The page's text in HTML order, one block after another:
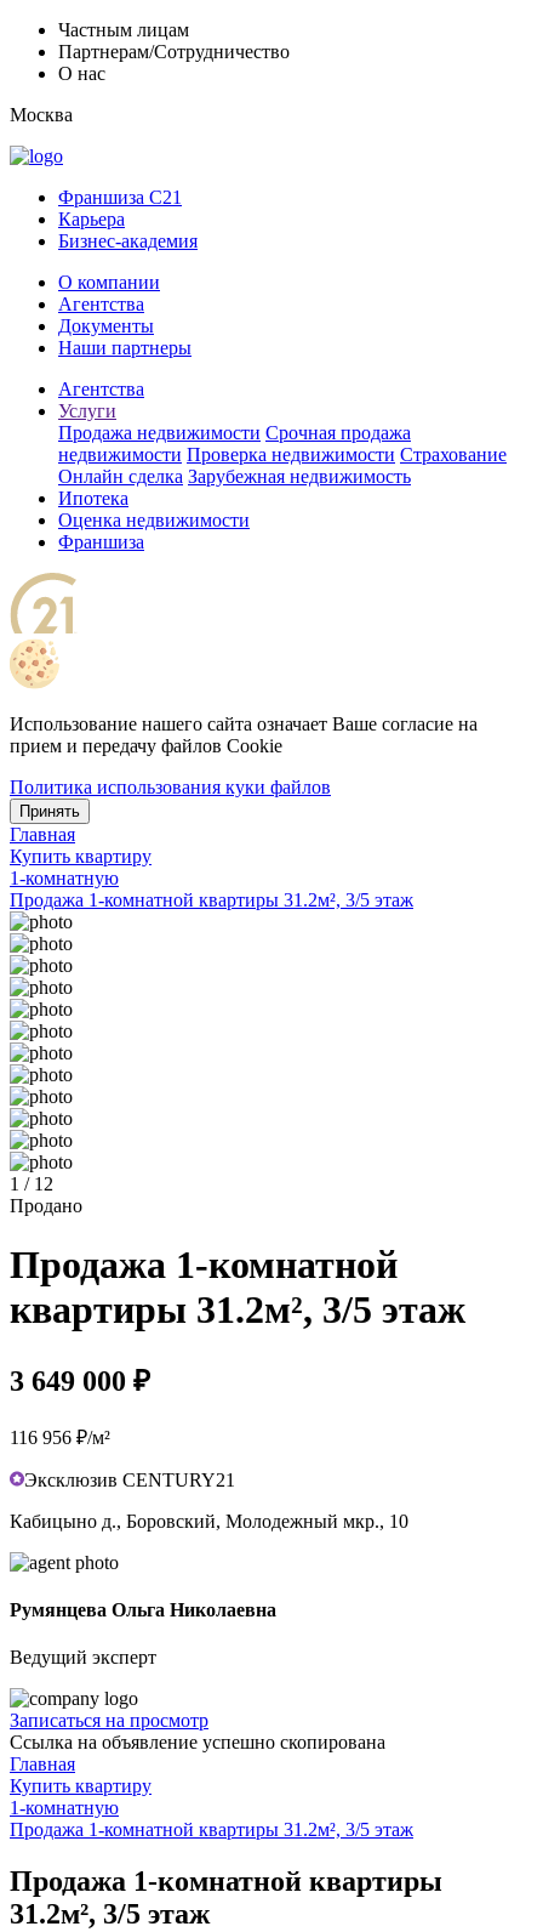
Частным лицам
Партнерам/Сотрудничество
О нас
Москва
Франшиза C21
Карьера
Бизнес-академия
О компании
Агентства
Документы
Наши партнеры
Агентства
Услуги
Продажа недвижимости Срочная продажа
недвижимости Проверка недвижимости Страхование
Онлайн сделка Зарубежная недвижимость
Ипотека
Оценка недвижимости
Франшиза
Использование нашего сайта означает Ваше согласие на
прием и передачу файлов Cookie
Политика использования куки файлов
Принять
Главная
Купить квартиру
1-комнатную
Продажа 1-комнатной квартиры 31.2м², 3/5 этаж
1 / 12
Продано
Продажа 1-комнатной
квартиры 31.2м², 3/5 этаж
3 649 000 ₽
116 956 ₽/м²
Эксклюзив CENTURY21
Кабицыно д., Боровский, Молодежный мкр., 10
Румянцева Ольга Николаевна
Ведущий эксперт
Записаться на просмотр
Ссылка на объявление успешно скопирована
Главная
Купить квартиру
1-комнатную
Продажа 1-комнатной квартиры 31.2м², 3/5 этаж
Продажа 1-комнатной квартиры
31.2м², 3/5 этаж